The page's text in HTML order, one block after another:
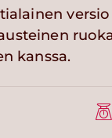
kanssa.